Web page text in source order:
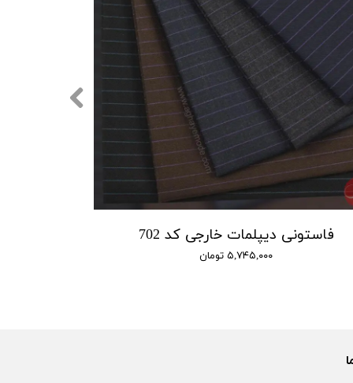
فاستونی دیپلمات خارجی کد 702
۵,۷۴۵,۰۰۰ تومان